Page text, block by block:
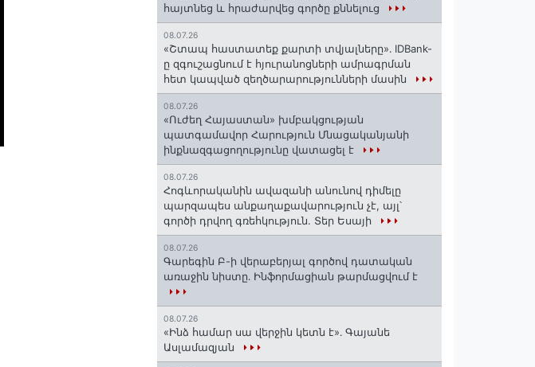
հայտնեց և հրաժարվեց գործը քննելուց
08.07.26
«Շտապ հաստատեք քարտի տվյալները»․ IDBank-
ը զգուշացնում է հյուրանոցների ամրագրման
հետ կապված զեղծարարությունների մասին
08.07.26
«Ուժեղ Հայաստան» խմբակցության
պատգամավոր Հարություն Մնացականյանի
ինքնազգացողությունը վատացել է
08.07.26
Հոգևորականին ավազանի անունով դիմելը
պարզապես անքաղաքավարություն չէ, այլ՝
գործի դրվող գռեհկություն. Տեր Եսայի
08.07.26
Գարեգին Բ-ի վերաբերյալ գործով դատական
առաջին նիստը․ Ինֆորմացիան թարմացվում է
08.07.26
«Ինձ համար սա վերջին կետն է»․ Գայանե
Ասլամազյան